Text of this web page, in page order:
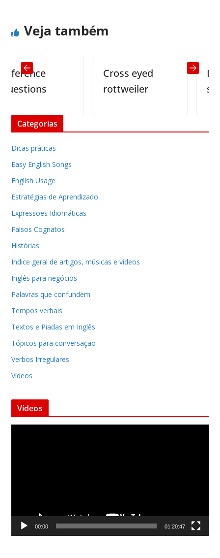
Veja também
Cross eyed
rottweiler
I
Categorias
Dicas práticas
Easy English Songs
English Usage
Estratégias de Aprendizado
Expressões Idiomáticas
Falsos Cognatos
Histórias
Indice geral de artigos, músicas e vídeos
Inglês para negócios
Palavras que confundem
Tempos verbais
Textos e Piadas em Inglês
Tópicos para conversação
Verbos Irregulares
Vídeos
Vídeos
d
00:00 01:20:47